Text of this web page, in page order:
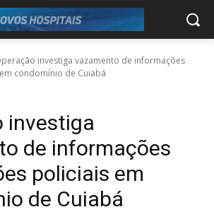
investiga vazamento de informações
condomínio de Cuiabá
investiga
de informações
policiais em
de Cuiabá